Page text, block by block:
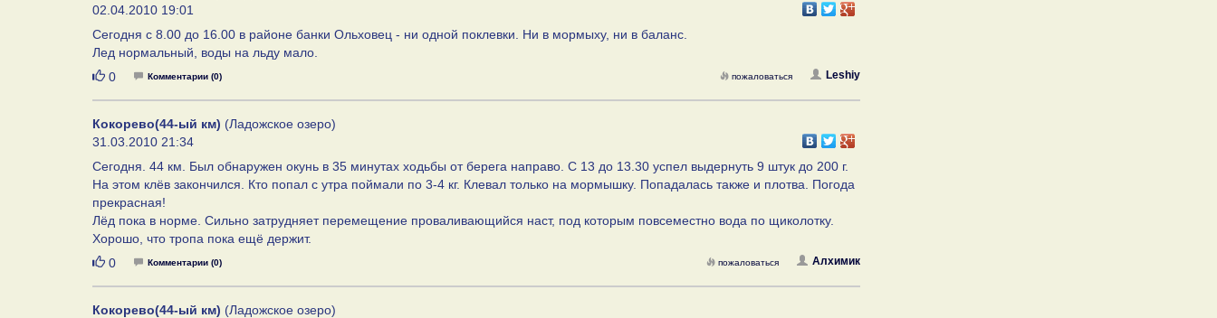
02.04.2010 19:01
Сегодня с 8.00 до 16.00 в районе банки Ольховец - ни одной поклевки. Ни в мормыху, ни в баланс.
Лед нормальный, воды на льду мало.
Нравится
0 Комментарии (0) Leshiy
пожаловаться
Кокорево(44-ый км) (Ладожское озеро)
31.03.2010 21:34
Сегодня. 44 км. Был обнаружен окунь в 35 минутах ходьбы от берега направо. С 13 до 13.30 успел выдернуть 9 штук до 200 г.
На этом клёв закончился. Кто попал с утра поймали по 3-4 кг. Клевал только на мормышку. Попадалась также и плотва. Погода
прекрасная!
Лёд пока в норме. Сильно затрудняет перемещение проваливающийся наст, под которым повсеместно вода по щиколотку.
Хорошо, что тропа пока ещё держит.
Нравится
0 Комментарии (0) Алхимик
пожаловаться
Кокорево(44-ый км) (Ладожское озеро)